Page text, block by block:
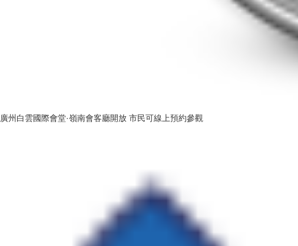
廣州白雲國際會堂·嶺南會客廳開放 市民可線上預約參觀